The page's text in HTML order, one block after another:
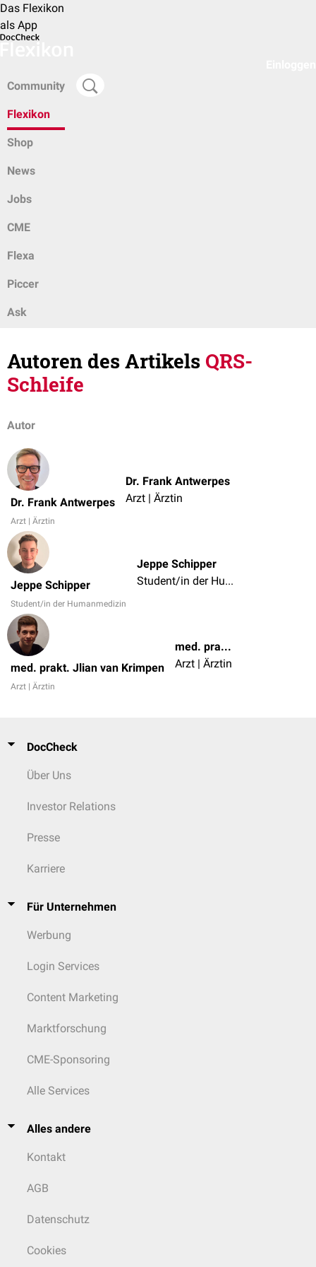
Das Flexikon
als App
Community
Flexikon
Shop
News
Jobs
CME
Flexa
Piccer
Ask
Autoren des Artikels QRS-
Schleife
Autor
Dr. Frank Antwerpes
Arzt | Ärztin
Dr. Frank Antwerpes
Arzt | Ärztin
Jeppe Schipper
Student/in der Humanmedizin
Jeppe Schipper
Student/in der Humanmedizin
med. prakt. Jlian van Krimpen
Arzt | Ärztin
med. prakt. Jlian van Krimpen
Arzt | Ärztin
DocCheck
Über Uns
Investor Relations
Presse
Karriere
Für Unternehmen
Werbung
Login Services
Content Marketing
Marktforschung
CME-Sponsoring
Alle Services
Alles andere
Kontakt
AGB
Datenschutz
Cookies